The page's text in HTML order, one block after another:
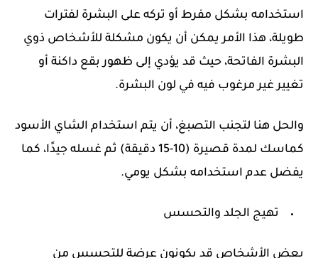
استخدامه بشكل مفرط أو تركه على البشرة لفترات
طويلة، هذا الأمر يمكن أن يكون مشكلة للأشخاص ذوي
البشرة الفاتحة، حيث قد يؤدي إلى ظهور بقع داكنة أو
تغيير غير مرغوب فيه في لون البشرة.
والحل هنا لتجنب التصبغ، أن يتم استخدام الشاي الأسود
كماسك لمدة قصيرة (10-15 دقيقة) ثم غسله جيدًا، كما
يفضل عدم استخدامه بشكل يومي.
تهيج الجلد والتحسس
بعض الأشخاص قد يكونون عرضة للتحسس من